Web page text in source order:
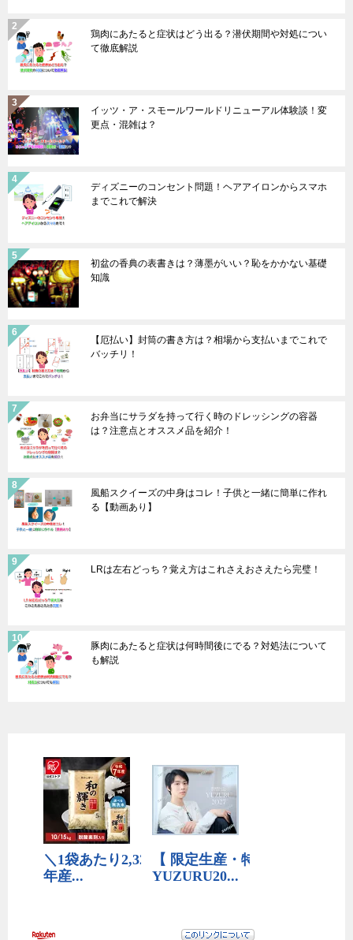
鶏肉にあたると症状はどう出る？潜伏期間や対処につい
て徹底解説
イッツ・ア・スモールワールドリニューアル体験談！変
更点・混雑は？
ディズニーのコンセント問題！ヘアアイロンからスマホ
までこれで解決
初盆の香典の表書きは？薄墨がいい？恥をかかない基礎
知識
【厄払い】封筒の書き方は？相場から支払いまでこれで
バッチリ！
お弁当にサラダを持って行く時のドレッシングの容器
は？注意点とオススメ品を紹介！
風船スクイーズの中身はコレ！子供と一緒に簡単に作れ
る【動画あり】
LRは左右どっち？覚え方はこれさえおさえたら完璧！
豚肉にあたると症状は何時間後にでる？対処法について
も解説